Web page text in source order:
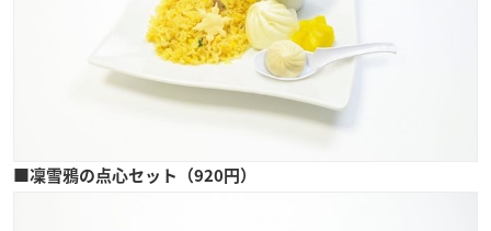
■凜雪鴉の点心セット（920円）